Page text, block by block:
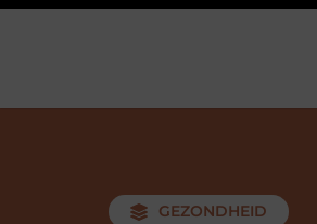
GEZONDHEID